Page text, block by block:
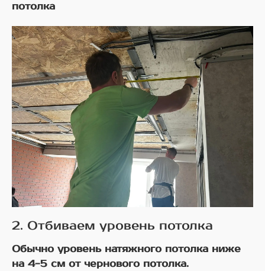
потолка
2. Отбиваем уровень потолка
Обычно уровень натяжного потолка ниже
на 4-5 см от чернового потолка.